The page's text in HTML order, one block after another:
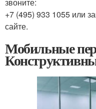
звоните:
+7 (495) 933 1055 или
сайте.
Мобильные